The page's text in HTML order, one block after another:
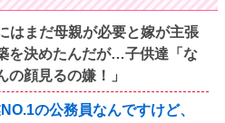
はまだ母親が必要と嫁が主張
を決めたんだが…子供達「な
顔見るの嫌！」
の公務員なんですけど、